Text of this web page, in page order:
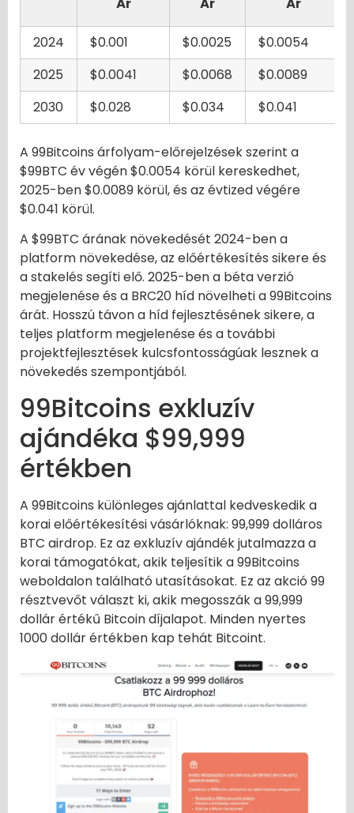
2024 $0.001 $0.0025
$0.0054
2025
$0.0041 $0.0068
$0.0089
2030
$0.028 $0.034 $0.041
A 99Bitcoins árfolyam-előrejelzések szerint a
$99BTC év végén $0.0054 körül kereskedhet,
2025-ben $0.0089 körül, és az évtized végére
$0.041 körül.
A $99BTC árának növekedését 2024-ben a
platform növekedése, az előértékesítés sikere és
a stakelés segíti elő. 2025-ben a béta verzió
megjelenése és a BRC20 híd növelheti a 99Bitcoins
árát. Hosszú távon a híd fejlesztésének sikere, a
teljes platform megjelenése és a további
projektfejlesztések kulcsfontosságúak lesznek a
növekedés szempontjából.
99Bitcoins exkluzív
ajándéka $99,999
értékben
A 99Bitcoins különleges ajánlattal kedveskedik a
korai előértékesítési vásárlóknak: 99,999 dolláros
BTC airdrop. Ez az exkluzív ajándék jutalmazza a
korai támogatókat, akik teljesítik a 99Bitcoins
weboldalon található utasításokat. Ez az akció 99
résztvevőt választ ki, akik megosszák a 99,999
dollár értékű Bitcoin díjalapot. Minden nyertes
1000 dollár értékben kap tehát Bitcoint.